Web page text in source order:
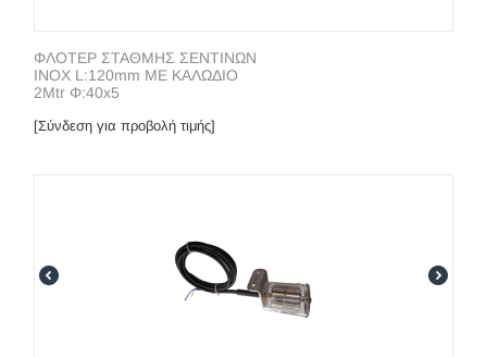
ΦΛΟΤΕΡ ΣΤΑΘΜΗΣ ΣΕΝΤΙΝΩΝ
INOX L:120mm ΜΕ ΚΑΛΩΔΙΟ
2Mtr Φ:40x5
[Σύνδεση για προβολή τιμής]